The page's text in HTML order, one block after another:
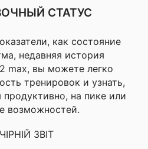
Фирменное зарядное
8 Гб
▸Час/Дата,
▸Синхронизация
времени по GPS,
▸Автоматический
перевод на зимнее/
летнее время,
▸Будильник, ▸Таймер,
СТАТУС
как состояние
недавняя история
max, вы можете легко
тренировок и узнать,
на пике или
возможностей.